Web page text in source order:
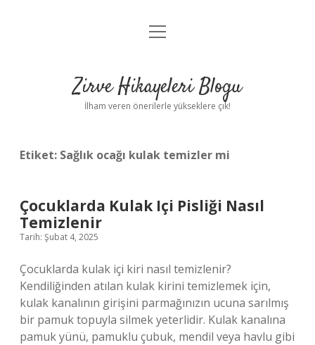
Anasayfa
Yasal Uyarı
menüyü
Zirve Hikayeleri Blogu
İlham veren önerilerle yükseklere çık!
Etiket: Sağlık ocağı kulak temizler mi
Çocuklarda Kulak Içi Pisliği Nasıl
Temizlenir
Tarih: Şubat 4, 2025
Çocuklarda kulak içi kiri nasıl temizlenir?
Kendiliğinden atılan kulak kirini temizlemek için,
kulak kanalının girişini parmağınızın ucuna sarılmış
bir pamuk topuyla silmek yeterlidir. Kulak kanalına
pamuk yünü, pamuklu çubuk, mendil veya havlu gibi